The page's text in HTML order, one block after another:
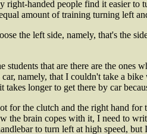
right-handed people find it easier to
amount of training turning left
the left side, namely, that's the
that are there are the ones
namely, that I couldn't take a bike
longer to get there by car
for the clutch and the right hand for
the brain copes with it, I need to
to turn left at high speed,